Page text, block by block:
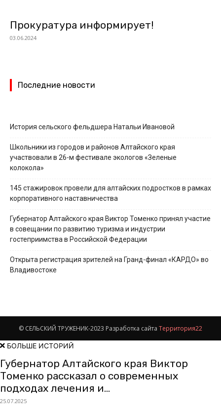
Прокуратура информирует!
03.06.2024
Последние новости
История сельского фельдшера Натальи Ивановой
Школьники из городов и районов Алтайского края
участвовали в 26-м фестивале экологов «Зеленые
колокола»
145 стажировок провели для алтайских подростков в рамках
корпоративного наставничества
Губернатор Алтайского края Виктор Томенко принял участие
в совещании по развитию туризма и индустрии
гостеприимства в Российской Федерации
Открыта регистрация зрителей на Гранд-финал «КАРДО» во
Владивостоке
© СЕЛЬСКИЙ ТРУЖЕНИК-2023 Разработка сайта Территория22
БОЛЬШЕ ИСТОРИЙ
Губернатор Алтайского края Виктор
Томенко рассказал о современных
подходах лечения и...
25.07.2025